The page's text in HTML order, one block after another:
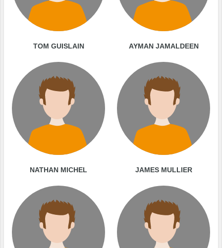
TOM GUISLAIN AYMAN JAMALDEEN
NATHAN MICHEL JAMES MULLIER